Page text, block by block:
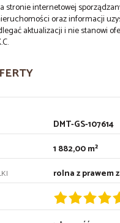
stronie internetowej
oraz informacji
aktualizacji i nie stanowi
DMT-GS-107614
1 882,00 m²
rolna z prawem